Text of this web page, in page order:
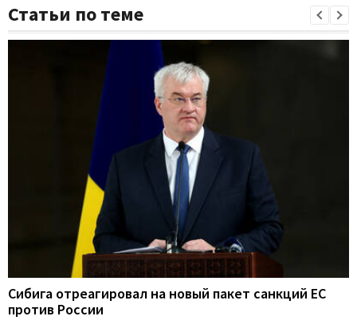
Статьи по теме
Сибига отреагировал на новый пакет санкций ЕС
против России